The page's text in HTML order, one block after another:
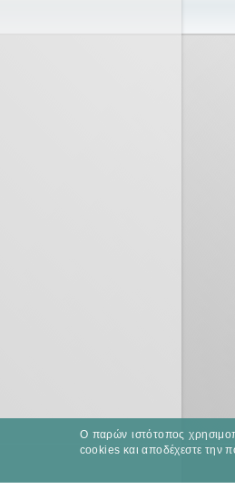
Ο παρών ιστότοπος
cookies και αποδέχεστε την